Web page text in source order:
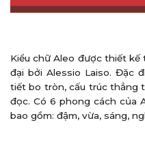
Kiểu chữ Aleo được thiết
đại bởi Alessio Laiso. Đặc
tiết bo tròn, cấu trúc thẳng
đọc. Có 6 phong cách của
bao gồm: đậm, vừa, sáng,